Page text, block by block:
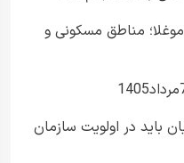
مناطق مسکونی و
باید در اولویت سازمان